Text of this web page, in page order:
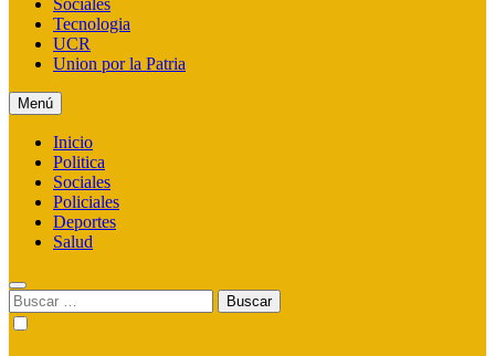
Sociales
Tecnologia
UCR
Union por la Patria
Menú
Inicio
Politica
Sociales
Policiales
Deportes
Salud
Buscar: